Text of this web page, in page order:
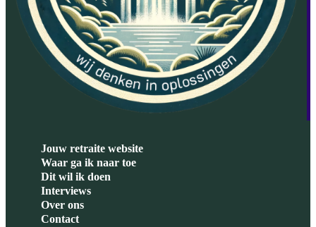
Jouw retraite website
Waar ga ik naar toe
Dit wil ik doen
Interviews
Over ons
Contact